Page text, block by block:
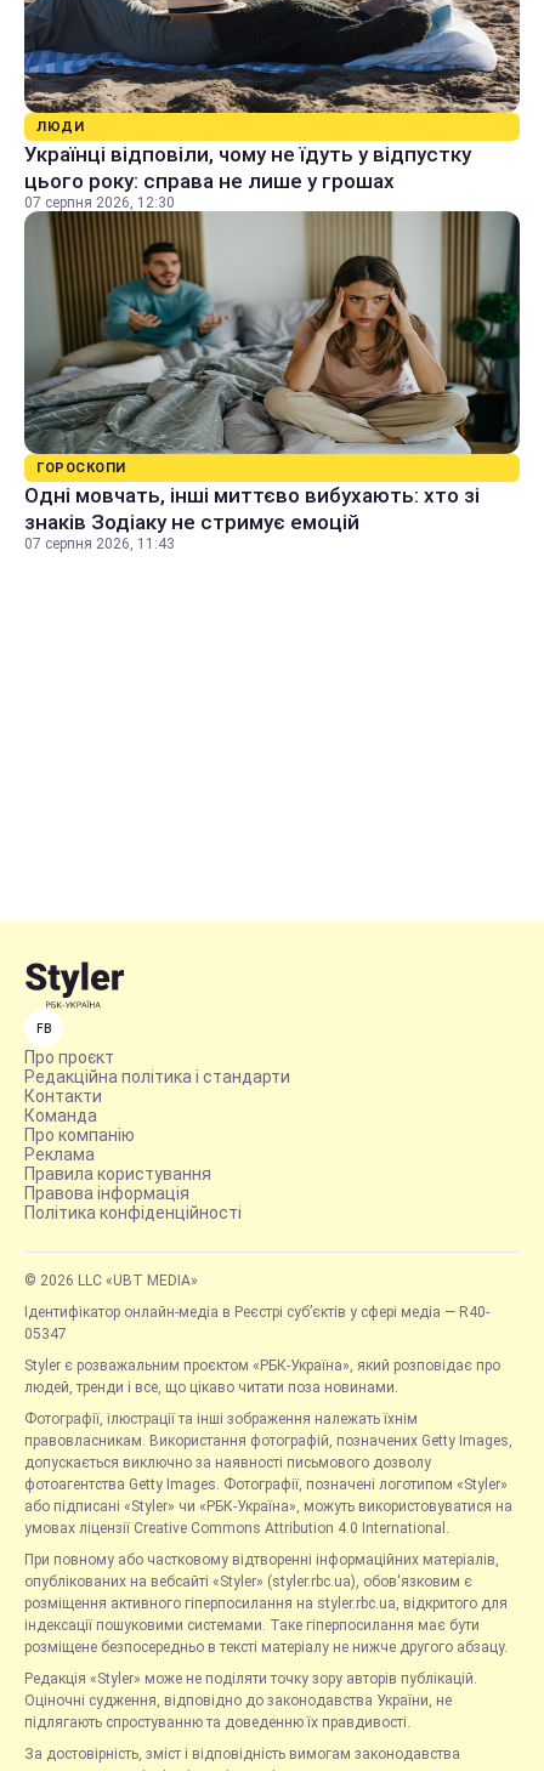
ЛЮДИ
Українці відповіли, чому не їдуть у відпустку
цього року: справа не лише у грошах
07 серпня 2026, 12:30
ГОРОСКОПИ
Одні мовчать, інші миттєво вибухають: хто зі
знаків Зодіаку не стримує емоцій
07 серпня 2026, 11:43
FB
Про проєкт
Редакційна політика і стандарти
Контакти
Команда
Про компанію
Реклама
Правила користування
Правова інформація
Політика конфіденційності
© 2026 LLC «UBT MEDIA»
Ідентифікатор онлайн-медіа в Реєстрі суб’єктів у сфері медіа — R40-
05347
Styler є розважальним проєктом «РБК-Україна», який розповідає про
людей, тренди і все, що цікаво читати поза новинами.
Фотографії, ілюстрації та інші зображення належать їхнім
правовласникам. Використання фотографій, позначених Getty Images,
допускається виключно за наявності письмового дозволу
фотоагентства Getty Images. Фотографії, позначені логотипом «Styler»
або підписані «Styler» чи «РБК-Україна», можуть використовуватися на
умовах ліцензії Creative Commons Attribution 4.0 International.
При повному або частковому відтворенні інформаційних матеріалів,
опублікованих на вебсайті «Styler» (styler.rbc.ua), обов'язковим є
розміщення активного гіперпосилання на styler.rbc.ua, відкритого для
індексації пошуковими системами. Таке гіперпосилання має бути
розміщене безпосередньо в тексті матеріалу не нижче другого абзацу.
Редакція «Styler» може не поділяти точку зору авторів публікацій.
Оціночні судження, відповідно до законодавства України, не
підлягають спростуванню та доведенню їх правдивості.
За достовірність, зміст і відповідність вимогам законодавства